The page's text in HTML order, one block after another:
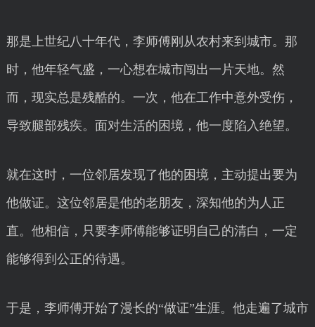
那是上世纪八十年代，李师傅刚从农村来到城市。那
时，他年轻气盛，一心想在城市闯出一片天地。然
而，现实总是残酷的。一次，他在工作中意外受伤，
导致腿部残疾。面对生活的困境，他一度陷入绝望。
就在这时，一位邻居发现了他的困境，主动提出要为
他做证。这位邻居是他的老朋友，深知他的为人正
直。他相信，只要李师傅能够证明自己的清白，一定
能够得到公正的待遇。
于是，李师傅开始了漫长的“做证”生涯。他走遍了城市